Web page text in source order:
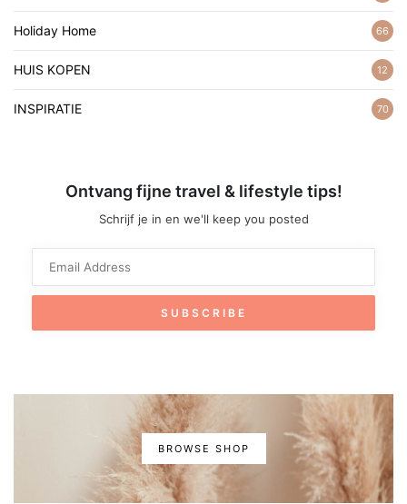
Holiday Home 66
HUIS KOPEN 12
INSPIRATIE 70
Ontvang fijne travel & lifestyle tips!
Schrijf je in en we'll keep you posted
BROWSE SHOP